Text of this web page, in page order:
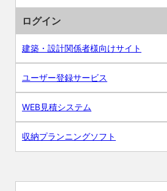
ログイン
建築・設計関係者様向けサイト
ユーザー登録サービス
WEB見積システム
収納プランニングソフト